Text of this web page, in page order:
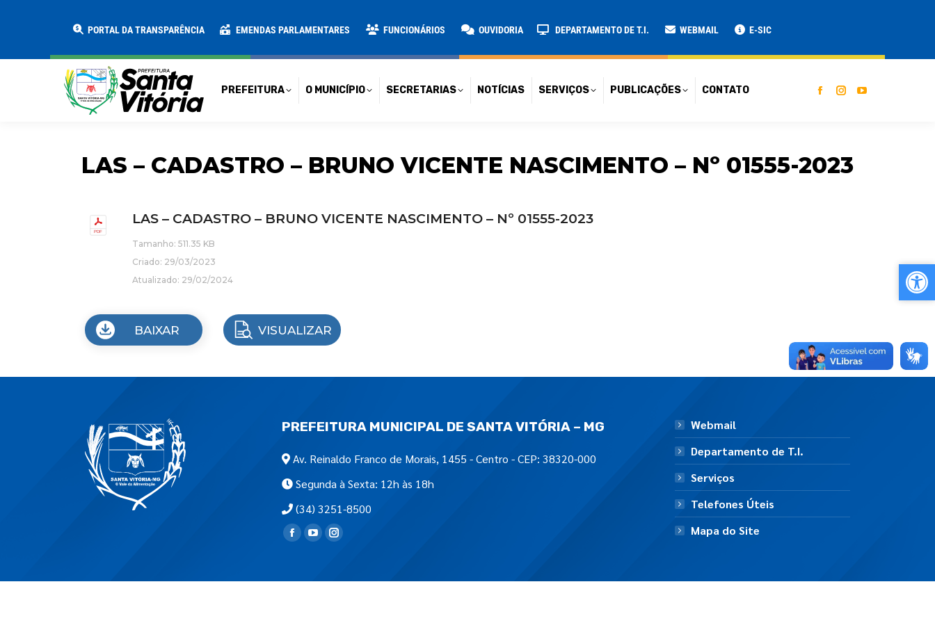
PORTAL DA TRANSPARÊNCIA EMENDAS PARLAMENTARES FUNCIONÁRIOS OUVIDORIA DEPARTAMENTO DE T.I. WEBMAIL E-SIC
PREFEITURA O MUNICÍPIO SECRETARIAS NOTÍCIAS SERVIÇOS PUBLICAÇÕES CONTATO
LAS – CADASTRO – BRUNO VICENTE NASCIMENTO – Nº 01555-2023
LAS – CADASTRO – BRUNO VICENTE NASCIMENTO – Nº 01555-2023
Tamanho: 511.35 KB
Criado: 29/03/2023
Atualizado: 29/02/2024
BAIXAR VISUALIZAR
PREFEITURA MUNICIPAL DE SANTA VITÓRIA – MG
Av. Reinaldo Franco de Morais, 1455 - Centro - CEP: 38320-000
Segunda à Sexta: 12h às 18h
(34) 3251-8500
Encontre-nos em:
Webmail
Departamento de T.I.
Serviços
Telefones Úteis
Mapa do Site